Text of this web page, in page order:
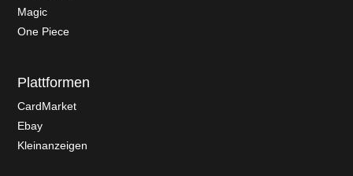
Magic
One Piece
Plattformen
CardMarket
Ebay
Kleinanzeigen